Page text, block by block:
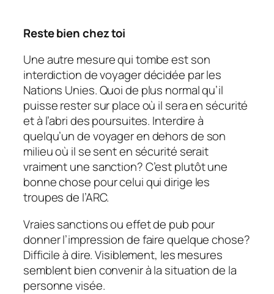
Reste bien chez toi
Une autre mesure qui tombe est son
interdiction de voyagerdécidée par les
Nations Unies. Quoi de plus normal qu’il
puisse rester sur place où il sera en sécurité
et à l’abri des poursuites. Interdire à
quelqu’un de voyager en dehors de son
milieu où il se sent en sécurité serait
vraiment une sanction? C’est plutôt une
bonne chose pour celui qui dirige les
troupes de l’ARC.
Vraies sanctions ou effet de pub pour
donner l’impression de faire quelque chose?
Difficile à dire. Visiblement, les mesures
semblent bien convenir à la situation de la
personne visée.